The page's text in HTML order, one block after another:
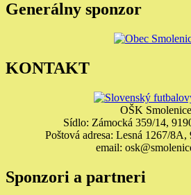
Generálny sponzor
KONTAKT
OŠK Smolenice
Sídlo: Zámocká 359/14,
Poštová adresa: Lesná 1267/
email:
Sponzori a partneri